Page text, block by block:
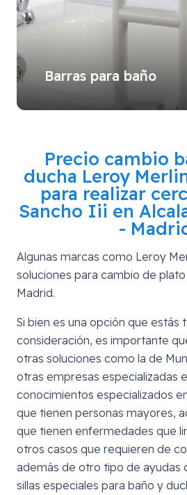
Barras para baño
Precio cambio
ducha Leroy
para realizar
Sancho Iii en
-
Algunas marcas como Leroy
soluciones para cambio de
Madrid.
Si bien es una opción que estás
consideración, es importante
otras soluciones como la de
otras empresas especializadas
conocimientos especializados
que tienen personas mayores,
que tienen enfermedades que
otros casos que requieren de
además de otro tipo de ayudas
sillas especiales para baño y